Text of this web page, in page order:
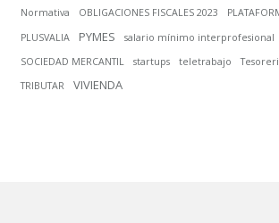
Normativa
OBLIGACIONES FISCALES 2023
PLUSVALIA
PYMES salario mínimo interprofesional
SOCIEDAD MERCANTIL startups teletrabajo
TRIBUTAR
VIVIENDA